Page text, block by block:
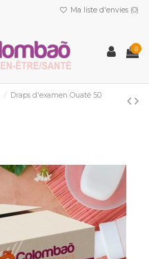
Ma liste d'envies (0)
0
Draps d'examen Ouaté 50